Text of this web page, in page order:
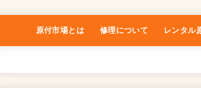
原付市場とは 修理について レンタル